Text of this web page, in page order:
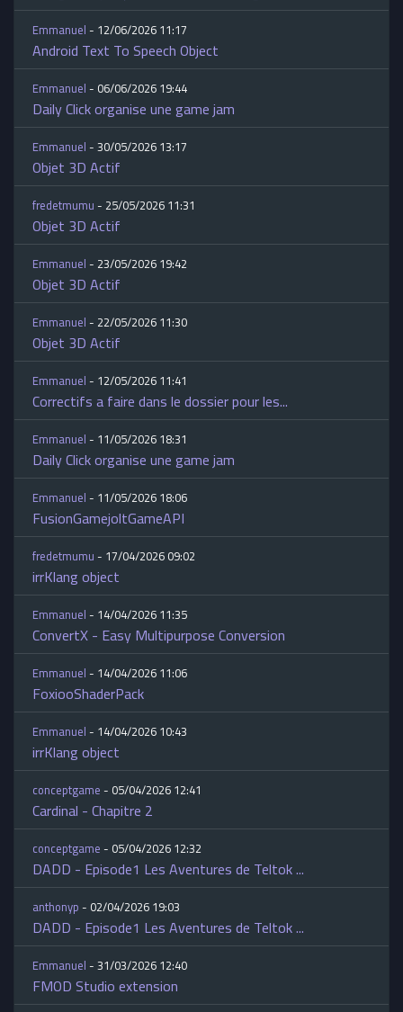
Emmanuel- 12/06/2026 11:17
Android Text To Speech Object
Emmanuel- 06/06/2026 19:44
Daily Click organise une game jam
Emmanuel- 30/05/2026 13:17
Objet 3D Actif
fredetmumu- 25/05/2026 11:31
Objet 3D Actif
Emmanuel- 23/05/2026 19:42
Objet 3D Actif
Emmanuel- 22/05/2026 11:30
Objet 3D Actif
Emmanuel- 12/05/2026 11:41
Correctifs a faire dans le dossier pour les...
Emmanuel- 11/05/2026 18:31
Daily Click organise une game jam
Emmanuel- 11/05/2026 18:06
FusionGamejoltGameAPI
fredetmumu- 17/04/2026 09:02
irrKlang object
Emmanuel- 14/04/2026 11:35
ConvertX - Easy Multipurpose Conversion
Emmanuel- 14/04/2026 11:06
FoxiooShaderPack
Emmanuel- 14/04/2026 10:43
irrKlang object
conceptgame- 05/04/2026 12:41
Cardinal - Chapitre 2
conceptgame- 05/04/2026 12:32
DADD - Episode1 Les Aventures de Teltok ...
anthonyp- 02/04/2026 19:03
DADD - Episode1 Les Aventures de Teltok ...
Emmanuel- 31/03/2026 12:40
FMOD Studio extension